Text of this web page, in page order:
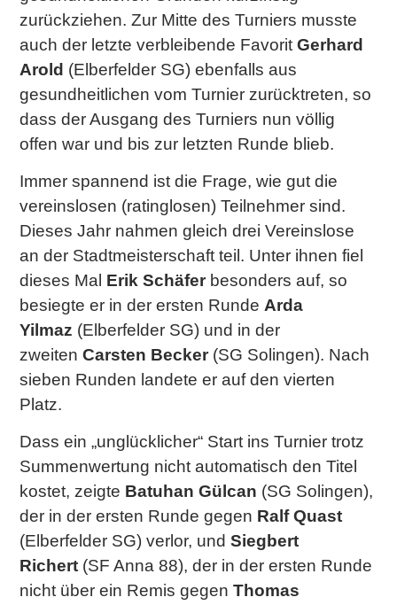
zurückziehen. Zur Mitte des Turniers musste
auch der letzte verbleibende FavoritGerhard
Arold (Elberfelder SG) ebenfalls aus
gesundheitlichen vom Turnier zurücktreten, so
dass der Ausgang des Turniers nun völlig
offen war und bis zur letzten Runde blieb.
Immer spannend ist die Frage, wie gut die
vereinslosen (ratinglosen) Teilnehmer sind.
Dieses Jahr nahmen gleich drei Vereinslose
an der Stadtmeisterschaft teil. Unter ihnen fiel
dieses Mal Erik Schäfer besonders auf, so
besiegte er in der ersten Runde Arda
Yilmaz (Elberfelder SG) und in der
zweitenCarsten Becker (SG Solingen). Nach
sieben Runden landete er auf den vierten
Platz.
Dass ein „unglücklicher“ Start ins Turnier trotz
Summenwertung nicht automatisch den Titel
kostet, zeigte Batuhan Gülcan (SG Solingen),
der in der ersten Runde gegen Ralf Quast
(Elberfelder SG) verlor, undSiegbert
Richert (SF Anna 88), der in der ersten Runde
nicht über ein Remis gegenThomas